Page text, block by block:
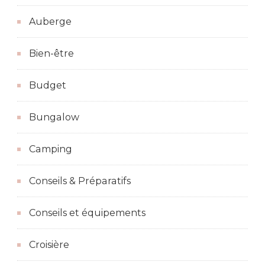
Auberge
Bien-être
Budget
Bungalow
Camping
Conseils & Préparatifs
Conseils et équipements
Croisière